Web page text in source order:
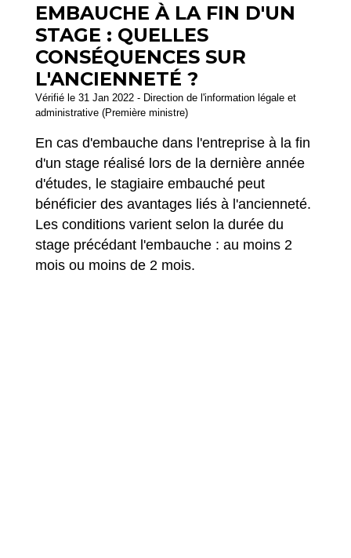
EMBAUCHE À LA FIN D'UN
STAGE : QUELLES
CONSÉQUENCES SUR
L'ANCIENNETÉ ?
Vérifié le 31 Jan 2022 - Direction de l'information légale et
administrative (Première ministre)
En cas d'embauche dans l'entreprise à la fin
d'un stage réalisé lors de la dernière année
d'études, le stagiaire embauché peut
bénéficier des avantages liés à l'ancienneté.
Les conditions varient selon la durée du
stage précédant l'embauche : au moins 2
mois ou moins de 2 mois.